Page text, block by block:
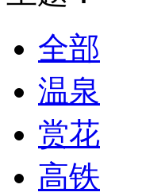
全部
温泉
赏花
高铁